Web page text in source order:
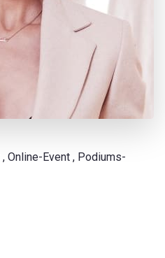
, Online-Event , Podiums-